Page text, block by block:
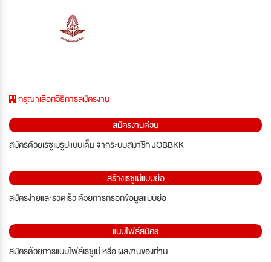
กรุณาเลือกวิธีการสมัครงาน
สมัครงานด่วน
สมัครด้วยเรซูเม่รูปแบบเต็ม จากระบบสมาชิก JOBBKK
สร้างเรซูเม่แบบย่อ
สมัครง่ายและรวดเร็ว ด้วยการกรอกข้อมูลแบบย่อ
แนบไฟล์สมัคร
สมัครด้วยการแนบไฟล์เรซูเม่ หรือ ผลงานของท่าน